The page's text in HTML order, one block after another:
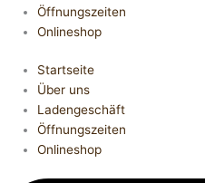
Öffnungszeiten
Onlineshop
Startseite
Über uns
Ladengeschäft
Öffnungszeiten
Onlineshop